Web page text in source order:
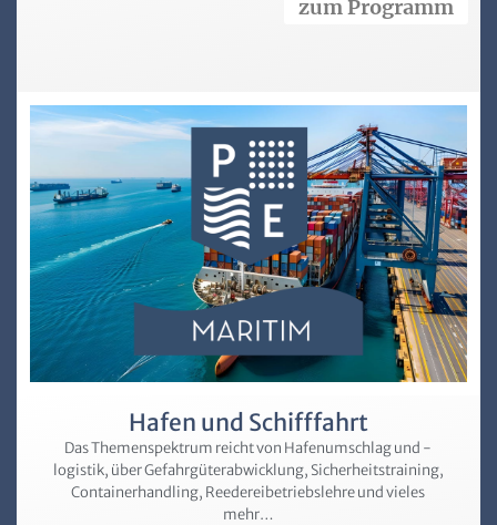
zum Programm
Hafen und Schifffahrt
Das Themenspektrum reicht von Hafen­umschlag und -
logistik, über Gefahrgüter­abwicklung, Sicherheitstraining,
Containerhandling, Reederei­betriebslehre und vieles
mehr…